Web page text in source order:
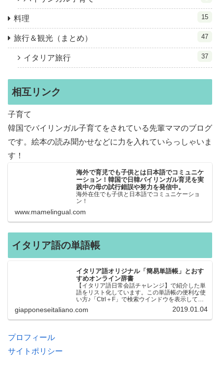
料理 15
旅行＆観光（まとめ） 47
イタリア旅行 37
相互リンク
子育て
韓国でバイリンガル子育てをされている先輩ママのブログ
です。絵本の読み聞かせなどに力を入れていらっしゃいま
す！
海外で育児でも子供とは日本語でコミュニケ
ーション！韓国で日韓バイリンガル育児を実
践中の母の試行錯誤や努力を発信中。
海外在住でも子供と日本語でコミュニケーショ
ン！
www.mamelingual.com
イタリア語の単語帳
イタリア語オリジナル「簡易単語帳」とおす
すめオンライン辞書
【イタリア語日常会話チャレンジ】で紹介した単
語をリスト化しています。この単語帳の便利な使
い方♪「Ctrl＋F」で検索ウインドウを表示して、
知りたい単語を探すことができます。イタリア語
→日本語、日本語→イタリア語 どちらでも検索
できるので、良…
giapponeseitaliano.com 2019.01.04
プロフィール
サイトポリシー